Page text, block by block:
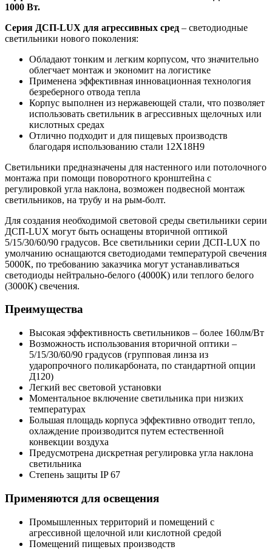
1000 Вт.
Серия ДСП-LUX для агрессивных сред – светодиодные
светильники нового поколения:
Обладают тонким и легким корпусом, что значительно
облегчает монтаж и экономит на логистике
Применена эффективная инновационная технология
безреберного отвода тепла
Корпус выполнен из нержавеющей стали, что позволяет
использовать светильник в агрессивных щелочных или
кислотных средах
Отлично подходит и для пищевых производств
благодаря использованию стали 12Х18Н9
Светильники предназначены для настенного или потолочного
монтажа при помощи поворотного кронштейна с
регулировкой угла наклона, возможен подвесной монтаж
светильников, на трубу и на рым-болт.
Для создания необходимой световой среды светильники серии
ДСП-LUX могут быть оснащены вторичной оптикой
5/15/30/60/90 градусов. Все светильники серии ДСП-LUX по
умолчанию оснащаются светодиодами температурой свечения
5000К, по требованию заказчика могут устанавливаться
светодиоды нейтрально-белого (4000К) или теплого белого
(3000К) свечения.
Преимущества
Высокая эффективность светильников – более 160лм/Вт
Возможность использования вторичной оптики –
5/15/30/60/90 градусов (групповая линза из
ударопрочного поликарбоната, по стандартной опции
Д120)
Легкий вес световой установки
Моментальное включение светильника при низких
температурах
Большая площадь корпуса эффективно отводит тепло,
охлаждение производится путем естественной
конвекции воздуха
Предусмотрена дискретная регулировка угла наклона
светильника
Степень защиты IP 67
Применяются для освещения
Промышленных территорий и помещений с
агрессивной щелочной или кислотной средой
Помещений пищевых производств